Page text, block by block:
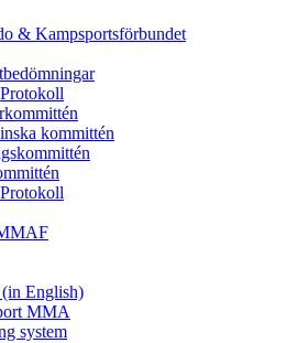
& Kampsportsförbundet
Protokoll
kommittén
Protokoll
English)
MMA
system